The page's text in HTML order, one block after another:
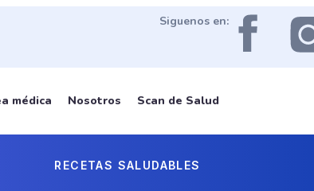
Siguenos en:
médica Nosotros Scan de Salud
RECETAS SALUDABLES